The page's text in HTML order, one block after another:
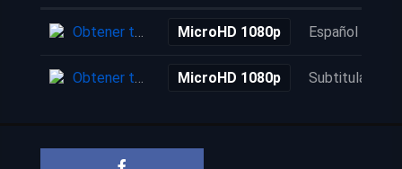
Obtener torrent MicroHD 1080p Español
Obtener torrent MicroHD 1080p Subtitulada